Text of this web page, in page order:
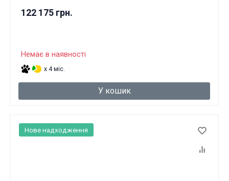
122 175 грн.
Немає в наявності
x 4 міс.
У кошик
Нове надходження